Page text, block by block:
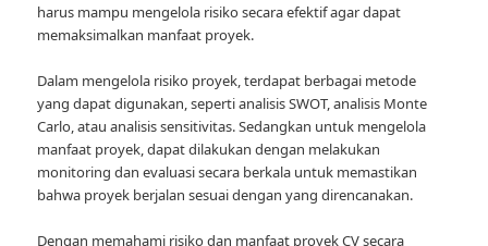
harus mampu mengelola risiko secara efektif agar dapat
memaksimalkan manfaat proyek.
Dalam mengelola risiko proyek, terdapat berbagai metode
yang dapat digunakan, seperti analisis SWOT, analisis Monte
Carlo, atau analisis sensitivitas. Sedangkan untuk mengelola
manfaat proyek, dapat dilakukan dengan melakukan
monitoring dan evaluasi secara berkala untuk memastikan
bahwa proyek berjalan sesuai dengan yang direncanakan.
Dengan memahami risiko dan manfaat proyek CV secara